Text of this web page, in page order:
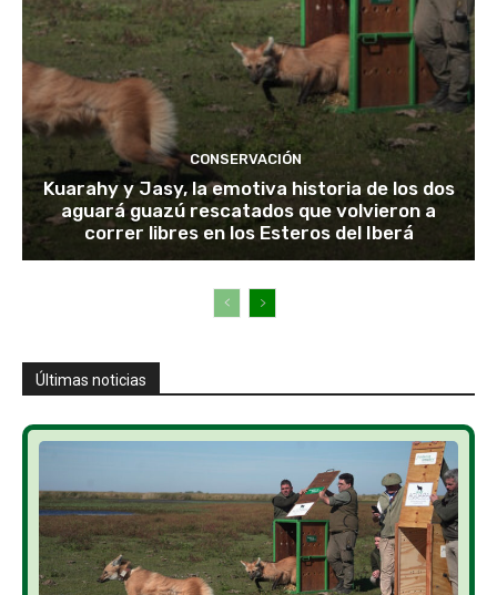
CONSERVACIÓN
Kuarahy y Jasy, la emotiva historia de los dos
aguará guazú rescatados que volvieron a
correr libres en los Esteros del Iberá
Últimas noticias